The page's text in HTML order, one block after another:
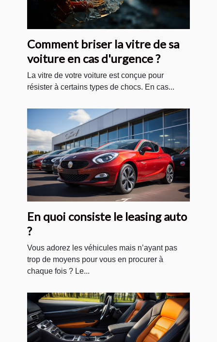
Comment briser la vitre de sa
voiture en cas d'urgence ?
La vitre de votre voiture est conçue pour
résister à certains types de chocs. En cas...
En quoi consiste le leasing auto
?
Vous adorez les véhicules mais n’ayant pas
trop de moyens pour vous en procurer à
chaque fois ? Le...